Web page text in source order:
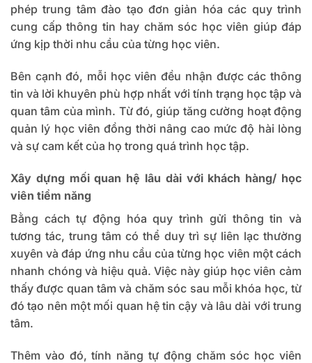
phép trung tâm đào tạo đơn giản hóa các quy trình
cung cấp thông tin hay chăm sóc học viên giúp đáp
ứng kịp thời nhu cầu của từng học viên.
Bên cạnh đó, mỗi học viên đều nhận được các thông
tin và lời khuyên phù hợp nhất với tính trạng học tập và
quan tâm của mình. Từ đó, giúp tăng cường hoạt động
quản lý học viên đồng thời nâng cao mức độ hài lòng
và sự cam kết của họ trong quá trình học tập.
Xây dựng mối quan hệ lâu dài với khách hàng/ học
viên tiềm năng
Bằng cách tự động hóa quy trình gửi thông tin và
tương tác, trung tâm có thể duy trì sự liên lạc thường
xuyên và đáp ứng nhu cầu của từng học viên một cách
nhanh chóng và hiệu quả. Việc này giúp học viên cảm
thấy được quan tâm và chăm sóc sau mỗi khóa học, từ
đó tạo nên một mối quan hệ tin cậy và lâu dài với trung
tâm.
Thêm vào đó, tính năng tự động chăm sóc học viên